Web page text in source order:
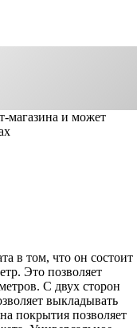
магазина и может
в том, что он состоит
Это позволяет
С двух сторон
выкладывать
покрытия позволяет